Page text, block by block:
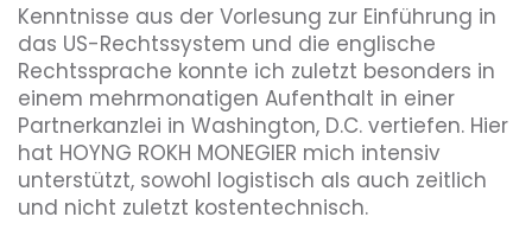
Kenntnisse aus der Vorlesung zur Einführung in
das US-Rechtssystem und die englische
Rechtssprache konnte ich zuletzt besonders in
einem mehrmonatigen Aufenthalt in einer
Partnerkanzlei in Washington, D.C. vertiefen. Hier
hat HOYNG ROKH MONEGIER mich intensiv
unterstützt, sowohl logistisch als auch zeitlich
und nicht zuletzt kostentechnisch.